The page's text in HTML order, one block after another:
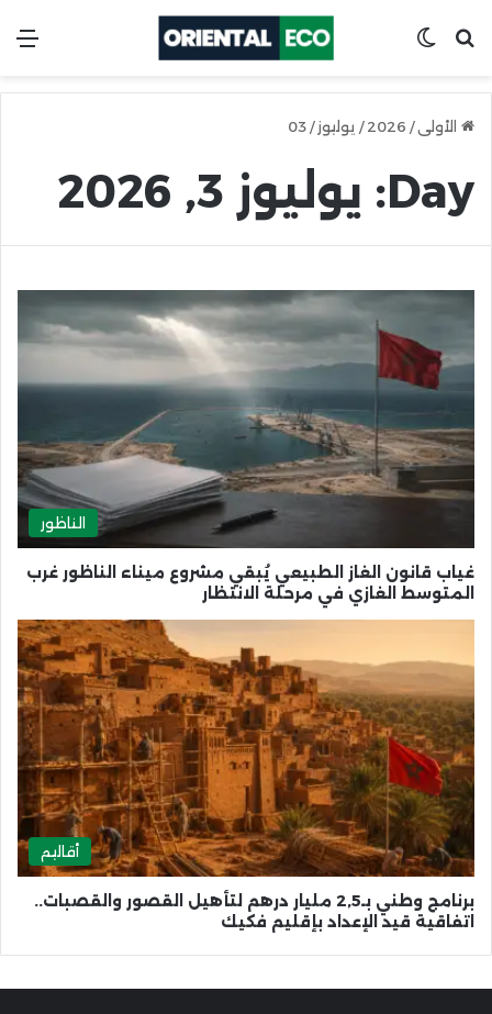
ابحث عنSwitch skin
الأولى /
2026
/ يوليوز /
03
Day: يوليوز 3, 2026
الناظور
غياب قانون الغاز الطبيعي يُبقي مشروع ميناء الناظور غرب
المتوسط الغازي في مرحلة الانتظار
أقاليم
برنامج وطني بـ2,5 مليار درهم لتأهيل القصور والقصبات..
اتفاقية قيد الإعداد بإقليم فكيك